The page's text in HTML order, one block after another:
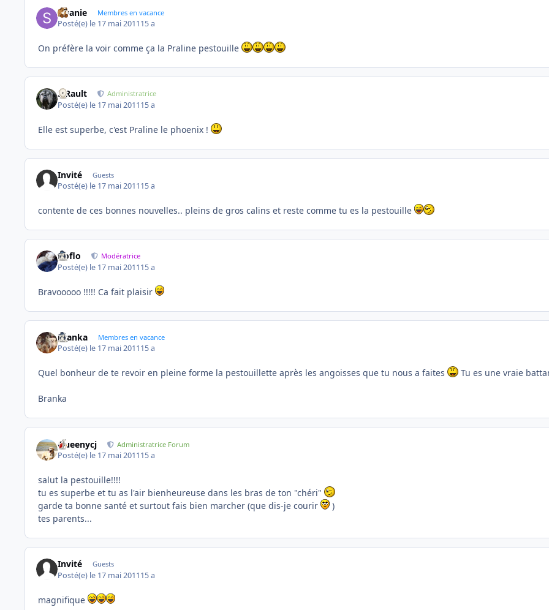
swanie Membres en vacance
Posté(e) le 17 mai 201115 a
On préfère la voir comme ça la Praline pestouille
S.Rault Administratrice
Posté(e) le 17 mai 201115 a
Elle est superbe, c'est Praline le phoenix !
Invité Guests
Posté(e) le 17 mai 201115 a
contente de ces bonnes nouvelles.. pleins de gros calins et reste comme tu es la pestouille
floflo Modératrice
Posté(e) le 17 mai 201115 a
Bravooooo !!!!! Ca fait plaisir
branka Membres en vacance
Posté(e) le 17 mai 201115 a
Quel bonheur de te revoir en pleine forme la pestouillette après les angoisses que tu nous a faites Tu es une vraie
Branka
Queenycj Administratrice Forum
Posté(e) le 17 mai 201115 a
salut la pestouille!!!!
tu es superbe et tu as l'air bienheureuse dans les bras de ton "chéri"
garde ta bonne santé et surtout fais bien marcher (que dis-je courir
)
tes parents...
Invité Guests
Posté(e) le 17 mai 201115 a
magnifique